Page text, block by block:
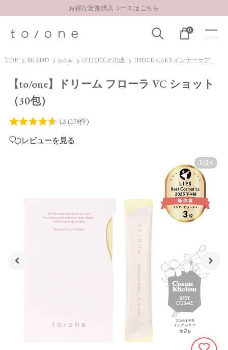
LINE お友達登録 500円OFFクーポンプレゼント
お得な定期購入コースはこちら
LINE お友達登録 500円OFFクーポンプレゼント
0
TOP BRAND to/one OTHER その他 INNER CARE インナーケア
【to/one】ドリーム フローラ VC ショット
（30包）
レビューを見る
1 14